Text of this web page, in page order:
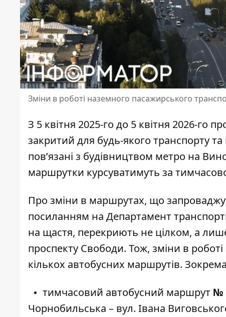
Зміни в роботі наземного пасажирського
З 5 квітня 2025-го до 5 квітня 2026-го
закритий для будь-якого транспорту та
пов’язані з будівництвом метро на
маршрутки курсуватимуть за
Про зміни в маршрутах, що
посиланням на Департамент
на щастя, перекриють не цілком, а
проспекту Свободи. Тож, зміни в
кількох автобусних маршрутів.
тимчасовий автобусний маршрут №
Чорнобильська – вул. Івана